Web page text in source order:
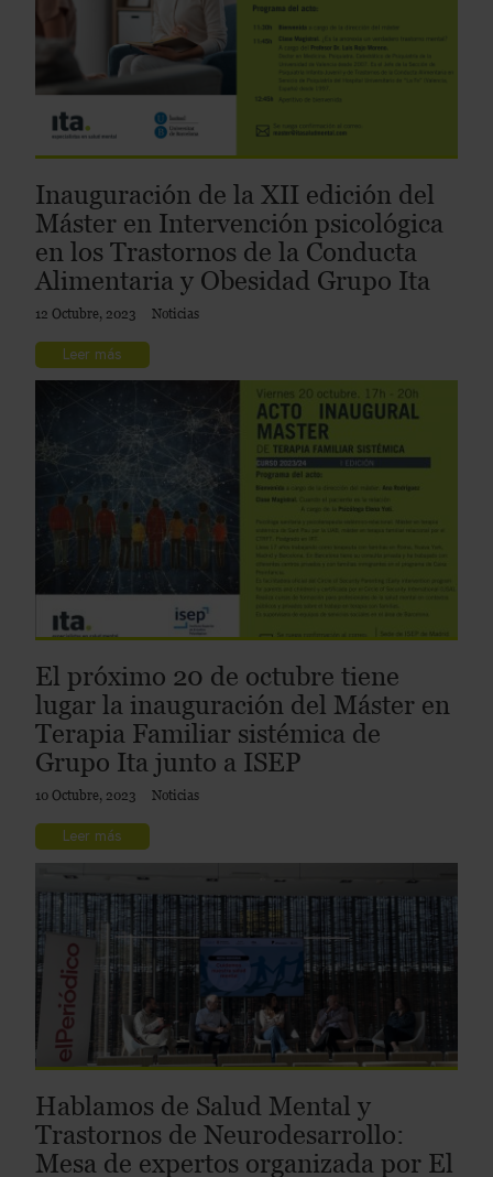
Inauguración de la XII edición del
Máster en Intervención psicológica
en los Trastornos de la Conducta
Alimentaria y Obesidad Grupo Ita
12 Octubre, 2023 Noticias
Leer más
El próximo 20 de octubre tiene
lugar la inauguración del Máster en
Terapia Familiar sistémica de
Grupo Ita junto a ISEP
10 Octubre, 2023 Noticias
Leer más
Hablamos de Salud Mental y
Trastornos de Neurodesarrollo:
Mesa de expertos organizada por El